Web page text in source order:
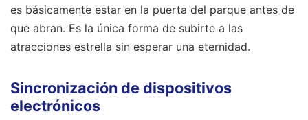
es básicamente estar en la puerta del parque antes de
que abran. Es la única forma de subirte a las
atracciones estrella sin esperar una eternidad.
Sincronización de dispositivos
electrónicos